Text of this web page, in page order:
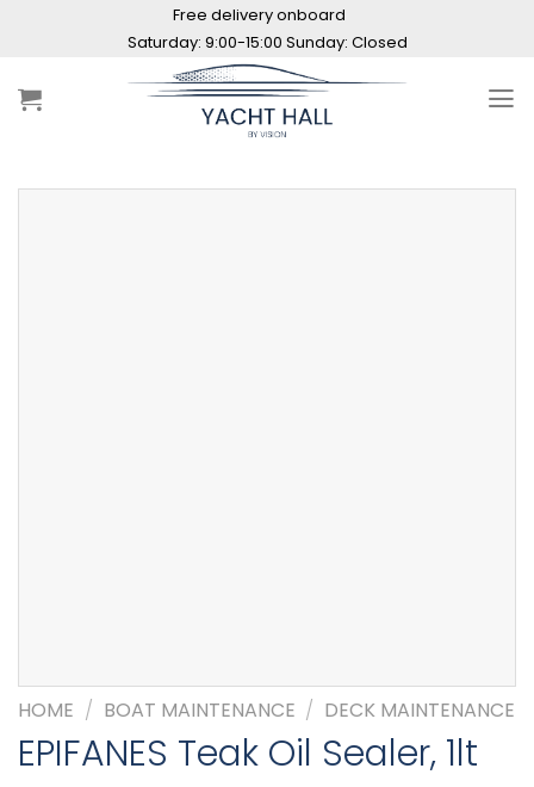
Saturday: 9:00-15:00 Sunday: Closed
Free delivery onboard
HOME / BOAT MAINTENANCE / DECK MAINTENANCE
EPIFANES Teak Oil Sealer, 1lt